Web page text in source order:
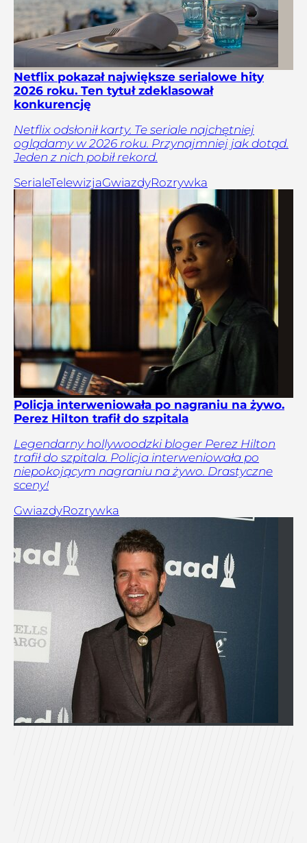
Netflix pokazał największe serialowe hity
2026 roku. Ten tytuł zdeklasował
konkurencję
Netflix odsłonił karty. Te seriale najchętniej
oglądamy w 2026 roku. Przynajmniej jak dotąd.
Jeden z nich pobił rekord.
SerialeTelewizjaGwiazdyRozrywka
Policja interweniowała po nagraniu na żywo.
Perez Hilton trafił do szpitala
Legendarny hollywoodzki bloger Perez Hilton
trafił do szpitala. Policja interweniowała po
niepokojącym nagraniu na żywo. Drastyczne
sceny!
GwiazdyRozrywka